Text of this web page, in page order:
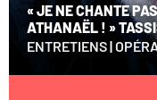
« JE NE CHANTE
ATHANAËL ! »
ENTRETIENS|